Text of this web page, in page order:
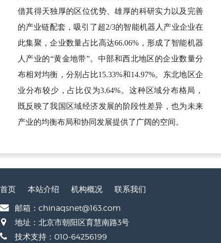
借其得天独厚的区位优势、雄厚的科研实力以及完善
的产业链配套，吸引了超2/3的智能机器人产业企业在
此集聚，企业数量占比高达66.06%，形成了智能机器
人产业的“黄金地带”。中部和西北地区的企业数量分
布相对均衡，分别占比15.33%和14.97%。东北地区企
业分布较少，占比仅为3.64%。这种区域分布格局，
既反映了我国区域经济发展的阶段性差异，也为未来
产业的均衡布局和协同发展提供了广阔的空间。
首页 本站介绍 机构概况
联系我们
邮箱：chinaqsnet@163.com
地址：北京市朝阳区育慧南路3号
技术支持：010-64256199